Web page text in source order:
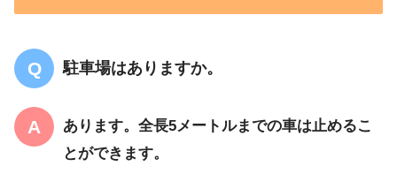
駐車場はありますか。
あります。全長5メートルまでの車は止めるこ
とができます。